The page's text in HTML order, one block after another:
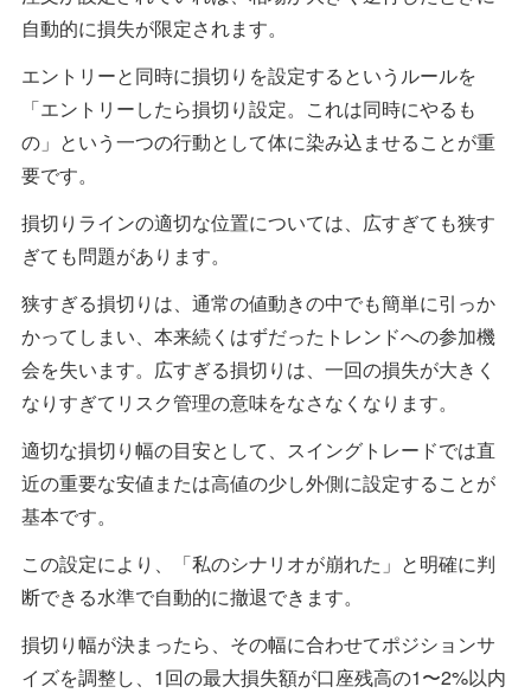
自動的に損失が限定されます。
エントリーと同時に損切りを設定するというルールを
「エントリーしたら損切り設定。これは同時にやるも
の」という一つの行動として体に染み込ませることが重
要です。
損切りラインの適切な位置については、広すぎても狭す
ぎても問題があります。
狭すぎる損切りは、通常の値動きの中でも簡単に引っか
かってしまい、本来続くはずだったトレンドへの参加機
会を失います。広すぎる損切りは、一回の損失が大きく
なりすぎてリスク管理の意味をなさなくなります。
適切な損切り幅の目安として、スイングトレードでは直
近の重要な安値または高値の少し外側に設定することが
基本です。
この設定により、「私のシナリオが崩れた」と明確に判
断できる水準で自動的に撤退できます。
損切り幅が決まったら、その幅に合わせてポジションサ
イズを調整し、1回の最大損失額が口座残高の1〜2%以内